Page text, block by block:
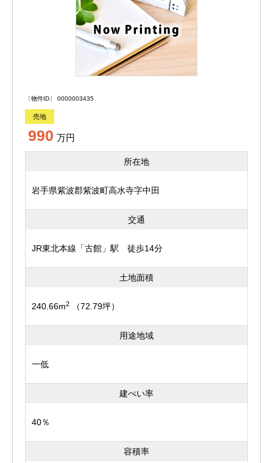
〔物件ID〕 0000003435
売地
990 万円
所在地
岩手県紫波郡紫波町高水寺字中田
交通
JR東北本線「古館」駅 徒歩14分
土地面積
240.66m2 （72.79坪）
用途地域
一低
建ぺい率
40％
容積率